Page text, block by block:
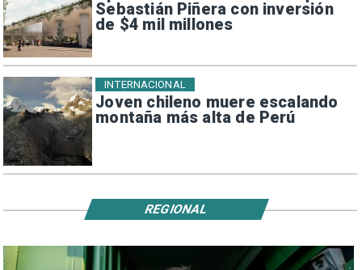
Sebastián Piñera con inversión
de $4 mil millones
Joven chileno muere escalando
montaña más alta de Perú
INTERNACIONAL
REGIONAL